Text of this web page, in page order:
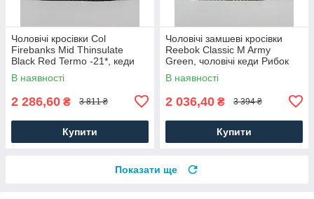
Чоловічі кросівки Col
Firebanks Mid Thinsulate
Black Red Termo -21*, кеди
водонепрон. текстиль.
Чоловіче взуття
В наявності
2 286,60 ₴ 3 811 ₴
Купити
Чоловічі замшеві кросівки
Reebok Classic M Army
Green, чоловічі кеди Рибок
замша хакі. Чоловіче взуття
В наявності
2 036,40 ₴ 3 394 ₴
Купити
Показати ще